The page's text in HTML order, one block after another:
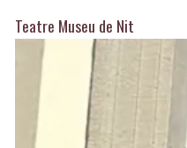
Teatre Museu de Nit